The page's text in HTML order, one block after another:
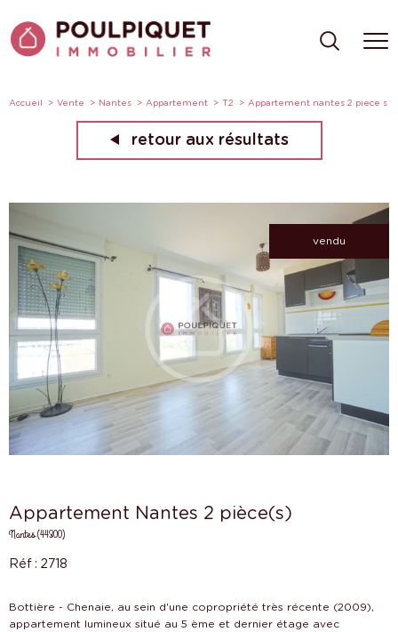
Accueil Vente Nantes Appartement T2 Appartement nantes 2 piece s
retour aux résultats
vendu
Appartement Nantes 2 pièce(s)
Nantes (44300)
Réf : 2718
Bottière - Chenaie, au sein d'une copropriété très récente (2009),
appartement lumineux situé au 5 ème et dernier étage avec